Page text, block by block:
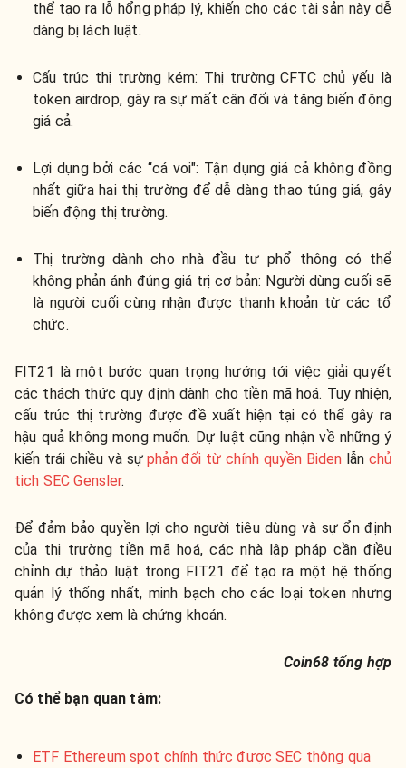
thể tạo ra lỗ hổng pháp lý, khiến cho các tài sản này dễ
dàng bị lách luật.
Cấu trúc thị trường kém: Thị trường CFTC chủ yếu là
token airdrop, gây ra sự mất cân đối và tăng biến động
giá cả.
Lợi dụng bởi các “cá voi": Tận dụng giá cả không đồng
nhất giữa hai thị trường để dễ dàng thao túng giá, gây
biến động thị trường.
Thị trường dành cho nhà đầu tư phổ thông có thể
không phản ánh đúng giá trị cơ bản: Người dùng cuối sẽ
là người cuối cùng nhận được thanh khoản từ các tổ
chức.
FIT21 là một bước quan trọng hướng tới việc giải quyết
các thách thức quy định dành cho tiền mã hoá. Tuy nhiện,
cấu trúc thị trường được đề xuất hiện tại có thể gây ra
hậu quả không mong muốn. Dự luật cũng nhận về những ý
kiến trái chiều và sựphản đối từ chính quyền Biden lẫn chủ
tịch SEC Gensler.
Để đảm bảo quyền lợi cho người tiêu dùng và sự ổn định
của thị trường tiền mã hoá, các nhà lập pháp cần điều
chỉnh dự thảo luật trong FIT21 để tạo ra một hệ thống
quản lý thống nhất, minh bạch cho các loại token nhưng
không được xem là chứng khoán.
Coin68 tổng hợp
Có thể bạn quan tâm:
ETF Ethereum spot chính thức được SEC thông qua